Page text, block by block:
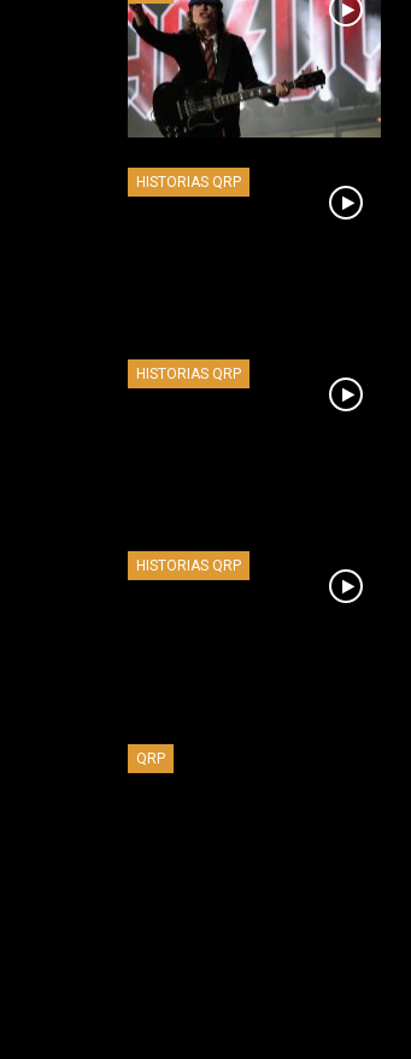
HISTORIAS QRP
HISTORIAS QRP
HISTORIAS QRP
QRP